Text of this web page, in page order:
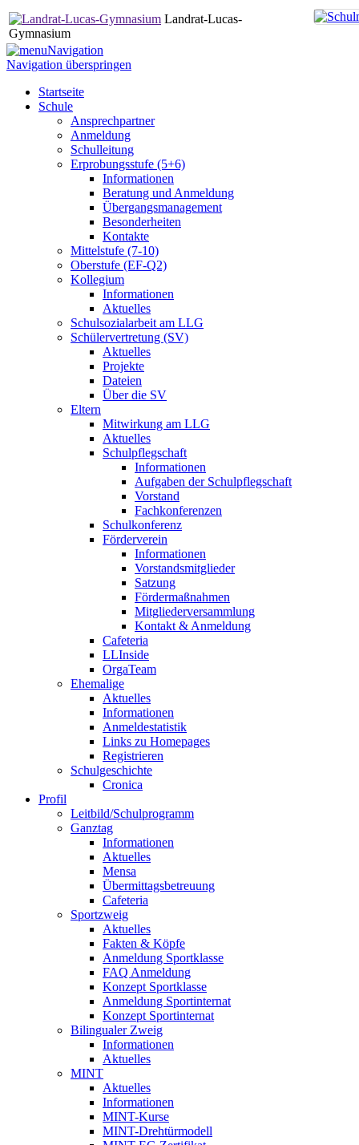
Landrat-Lucas-
Gymnasium
Navigation
Navigation überspringen
Startseite
Schule
Ansprechpartner
Anmeldung
Schulleitung
Erprobungsstufe (5+6)
Informationen
Beratung und Anmeldung
Übergangsmanagement
Besonderheiten
Kontakte
Mittelstufe (7-10)
Oberstufe (EF-Q2)
Kollegium
Informationen
Aktuelles
Schulsozialarbeit am LLG
Schülervertretung (SV)
Aktuelles
Projekte
Dateien
Über die SV
Eltern
Mitwirkung am LLG
Aktuelles
Schulpflegschaft
Informationen
Aufgaben der Schulpflegschaft
Vorstand
Fachkonferenzen
Schulkonferenz
Förderverein
Informationen
Vorstandsmitglieder
Satzung
Fördermaßnahmen
Mitgliederversammlung
Kontakt & Anmeldung
Cafeteria
LLInside
OrgaTeam
Ehemalige
Aktuelles
Informationen
Anmeldestatistik
Links zu Homepages
Registrieren
Schulgeschichte
Cronica
Profil
Leitbild/Schulprogramm
Ganztag
Informationen
Aktuelles
Mensa
Übermittagsbetreuung
Cafeteria
Sportzweig
Aktuelles
Fakten & Köpfe
Anmeldung Sportklasse
FAQ Anmeldung
Konzept Sportklasse
Anmeldung Sportinternat
Konzept Sportinternat
Bilingualer Zweig
Informationen
Aktuelles
MINT
Aktuelles
Informationen
MINT-Kurse
MINT-Drehtürmodell